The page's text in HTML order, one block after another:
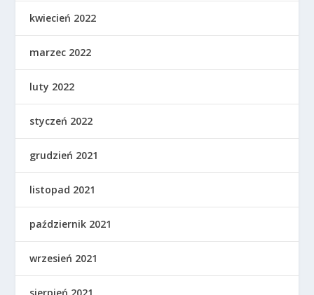
kwiecień 2022
marzec 2022
luty 2022
styczeń 2022
grudzień 2021
listopad 2021
październik 2021
wrzesień 2021